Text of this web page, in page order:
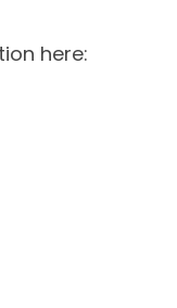
here: